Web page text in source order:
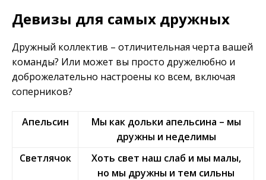
Девизы для самых дружных
Дружный коллектив – отличительная черта вашей
команды? Или может вы просто дружелюбно и
доброжелательно настроены ко всем, включая
соперников?
Апельсин
Мы как дольки апельсина – мы
дружны и неделимы
Светлячок
Хоть свет наш слаб и мы малы,
но мы дружны и тем сильны